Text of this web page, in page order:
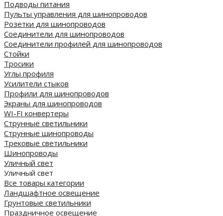
Подводы питания
Пульты управления для шинопроводов
Розетки для шинопроводов
Соединители для шинопроводов
Соединители профилей для шинопроводов
Стойки
Тросики
Углы профиля
Усилители стыков
Профили для шинопроводов
Экраны для шинопроводов
WI-FI конвертеры
Струнные светильники
Струнные шинопроводы
Трековые светильники
Шинопроводы
Уличный свет
Уличный свет
Все товары категории
Ландшафтное освещение
Грунтовые светильники
Праздничное освещение